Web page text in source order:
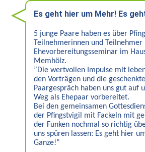
Initiativen
Referenten
Familien
Kinder
willkommen
Akademie
Familienpädagogik
Es geht hier um Mehr! Es
5 junge Paare haben es über
Teilnehmerinnen und Teilnehmer
Ehevorbereitungsseminar im
Memhölz.
”Die wertvollen Impulse mit
den Vorträgen und die
Paargespräch haben uns gut auf
Weg als Ehepaar vorbereitet.
Bei den gemeinsamen
der Pfingstvigil mit Fackeln mit
der Funken nochmal so richtig
uns spüren lassen: Es geht hier
Ganze!”